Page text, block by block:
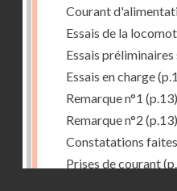
Courant
Essais de la
Essais préliminaires
Essais en charge
Remarque n°1 (p.13)
Remarque n°2 (p.13)
Constatations
Prises de courant